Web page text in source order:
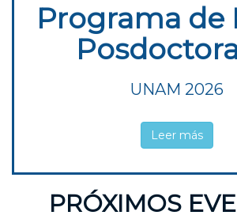
Programa de
UNAM 2026
Leer más
PRÓXIMOS